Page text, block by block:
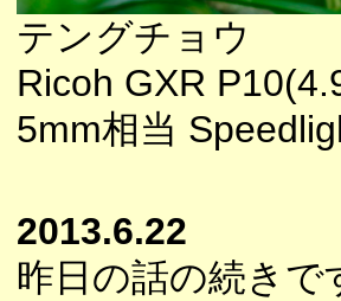
テングチョウ
Ricoh GXR
5mm相当
2013.6.22
昨日の話の続きで